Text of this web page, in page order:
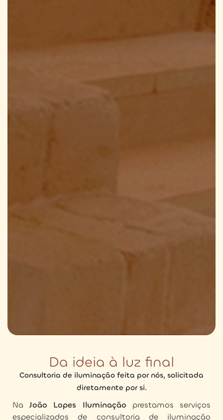
Da ideia à luz final
Consultoria de iluminação feita por nós, solicitada
diretamente por si.
NaJoão Lopes Iluminação prestamos serviços
especializados de consultoria de iluminação